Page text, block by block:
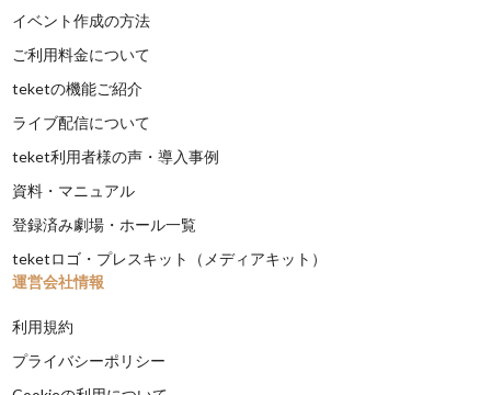
イベント作成の方法
ご利用料金について
teketの機能ご紹介
ライブ配信について
teket利用者様の声・導入事例
資料・マニュアル
登録済み劇場・ホール一覧
teketロゴ・プレスキット（メディアキット）
運営会社情報
利用規約
プライバシーポリシー